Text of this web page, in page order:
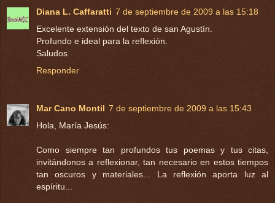
Diana L. Caffaratti 7 de septiembre de 2009 a las 15:18
Excelente extensión del texto de san Agustín.
Profundo e ideal para la reflexión.
Saludos
Responder
Mar Cano Montil 7 de septiembre de 2009 a las 15:43
Hola, María Jesús:
Como siempre tan profundos tus poemas y tus citas,
invitándonos a reflexionar, tan necesario en estos tiempos
tan oscuros y materiales... La reflexión aporta luz al
espíritu...